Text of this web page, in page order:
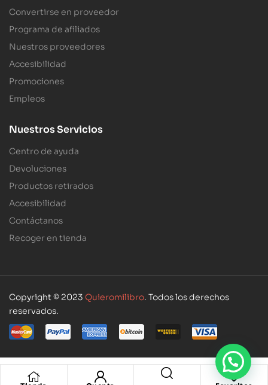
Convertirse en proveedor
Programa de afiliados
Nuestros proveedores
Accesibilidad
Promociones
Empleos
Nuestros Servicios
Centro de ayuda
Devoluciones
Productos retirados
Accesibilidad
Contáctanos
Recoger en tienda
Copyright © 2023 Quieromilibro. Todos los derechos
reservados.